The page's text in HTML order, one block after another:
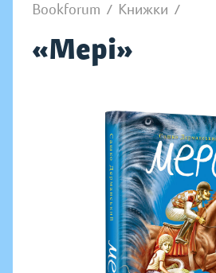
Bookforum / Книжки /
«Мері»